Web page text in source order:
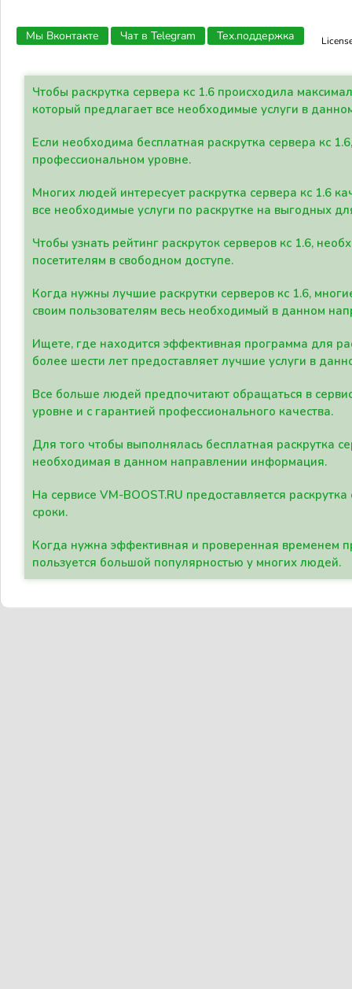
Мы Вконтакте Чат в Telegram Тех.поддержка
Чтобы раскрутка сервера кс 1.6 происходила
который предлагает все необходимые услуги в
Если необходима бесплатная раскрутка сервера кс
профессиональном уровне.
Многих людей интересует раскрутка сервера кс 1.6
все необходимые услуги по раскрутке на выгодных
Чтобы узнать рейтинг раскруток серверов кс 1.6,
посетителям в свободном доступе.
Когда нужны лучшие раскрутки серверов кс 1.6,
своим пользователям весь необходимый в данном
Ищете, где находится эффективная программа для
более шести лет предоставляет лучшие услуги в
Все больше людей предпочитают обращаться в
уровне и с гарантией профессионального качества.
Для того чтобы выполнялась бесплатная раскрутка
необходимая в данном направлении информация.
На сервисе VM-BOOST.RU предоставляется
сроки.
Когда нужна эффективная и проверенная временем
пользуется большой популярностью у многих людей.